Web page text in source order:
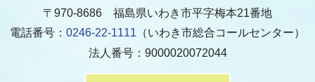
〒970-8686 福島県いわき市平字梅本21番地
電話番号： 0246-22-1111 （いわき市総合コールセンター）
法人番号：9000020072044